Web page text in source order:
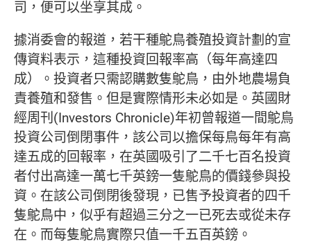
司，便可以坐享其成。
據消委會的報道，若干種鴕鳥養殖投資計劃的宣
傳資料表示，這種投資回報率高（每年高達四
成）。投資者只需認購數隻鴕鳥，由外地農場負
責養殖和發售。但是實際情形未必如是。英國財
經周刊(Investors Chronicle)年初曾報道一間鴕鳥
投資公司倒閉事件，該公司以擔保每鳥每年有高
達五成的回報率，在英國吸引了二千七百名投資
者付出高達一萬七千英鎊一隻鴕鳥的價錢參與投
資。在該公司倒閉後發現，已售予投資者的四千
隻鴕鳥中，似乎有超過三分之一已死去或從未存
在。而每隻鴕鳥實際只值一千五百英鎊。